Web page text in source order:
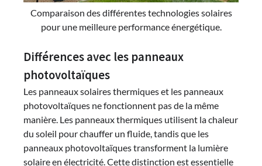
Comparaison des différentes technologies solaires
pour une meilleure performance énergétique.
Différences avec les panneaux
photovoltaïques
Les panneaux solaires thermiques et les panneaux
photovoltaïques ne fonctionnent pas de la même
manière. Les panneaux thermiques utilisent la chaleur
du soleil pour chauffer un fluide, tandis que les
panneaux photovoltaïques transforment la lumière
solaire en électricité. Cette distinction est essentielle